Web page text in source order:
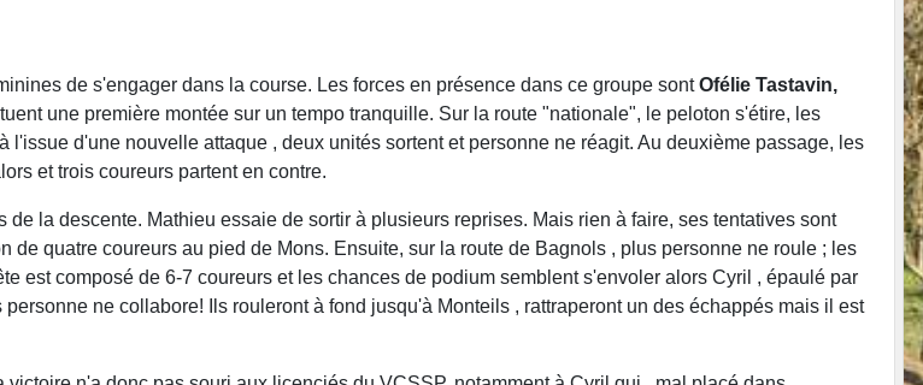
de s'engager dans la course. Les forces en présence dans ce groupe sontOfélie Tastavin,
une première montée sur un tempo tranquille. Sur la route "nationale", le peloton s'étire, les
d'une nouvelle attaque , deux unités sortent et personne ne réagit. Au deuxième passage, les
et trois coureurs partent en contre.
la descente. Mathieu essaie de sortir à plusieurs reprises. Mais rien à faire, ses tentatives sont
quatre coureurs au pied de Mons. Ensuite, sur la route de Bagnols , plus personne ne roule ; les
est composé de 6-7 coureurs et les chances de podium semblent s'envoler alors Cyril , épaulé par
ne collabore! Ils rouleront à fond jusqu'à Monteils , rattraperont un des échappés mais il est